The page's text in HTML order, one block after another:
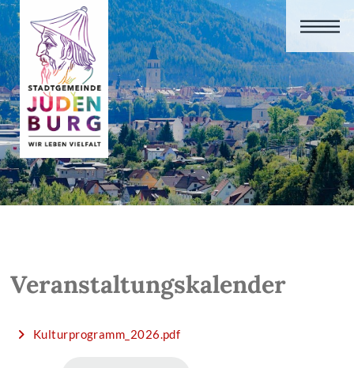
Veranstaltungskalender
Kulturprogramm_2026.pdf